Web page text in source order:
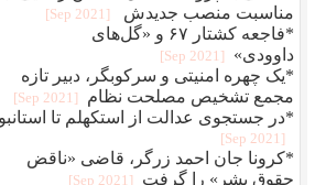
مناسبت منصب جدیدش
[2021 Sep]
*فاجعه کشتار ۶۷ و «گل‌های
داوودی»
[2021 Sep]
*یک چهره‌‌ امنیتی و سرکوبگر، دبیر تازه
مجمع تشخیص مصلحت نظام
[2021 Sep]
*در جستجوی عدالت از استکهلم تا
[2021 Sep]
*کرونا جان احمد زرگر، قاضی «ناقض
حقوق بشر» را گرفت
[2021 Sep]